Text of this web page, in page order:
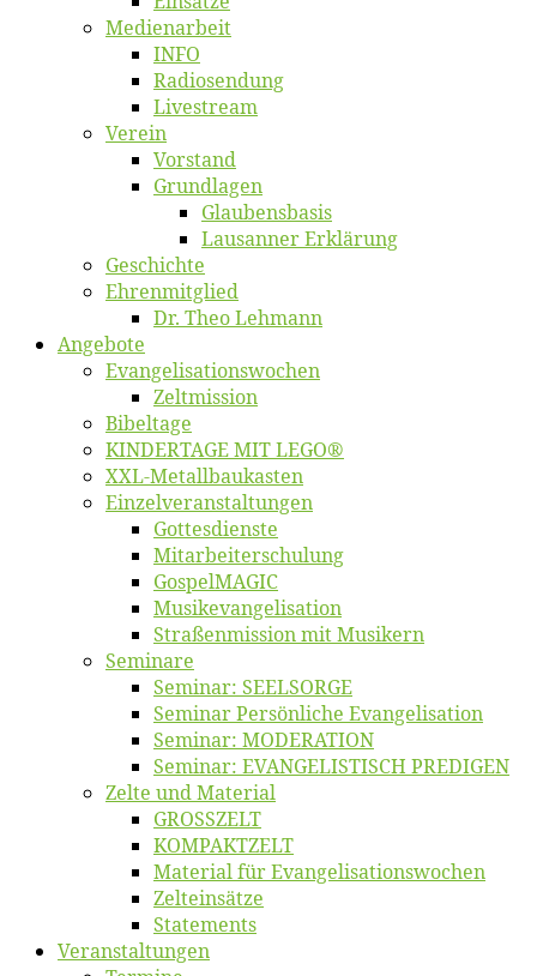
Me­di­en­ar­beit
INFO
Ra­dio­sen­dung
Live­stream
Ver­ein
Vor­stand
Grund­la­gen
Glaubens­ba­sis
Lausan­ner Erklärung
Ge­schich­te
Eh­ren­mit­glied
Dr. Theo Lehmann
An­ge­bo­te
Evangelisa­tions­wo­chen
Zelt­mis­si­on
Bi­bel­ta­ge
KINDERTAGE MIT LEGO®
XXL-Me­­tal­l­­bau­­kas­­ten
Einzelver­an­stal­tungen
Got­tes­diens­te
Mitarbeiter­schulung
Gos­pel­MA­GIC
Musikevan­ge­li­sa­tion
Straßenmis­sion mit Musikern
Se­mi­na­re
Se­mi­nar: SEELSORGE
Se­mi­nar Per­sön­li­che Evangelisation
Se­mi­nar: MODERATION
Se­mi­nar: EVANGELISTISCH PREDIGEN
Zel­te und Material
GROSSZELT
KOMPAKTZELT
Ma­te­ri­al für Evangelisationswochen
Zelt­ein­sät­ze
State­ments
Ver­an­stal­tun­gen